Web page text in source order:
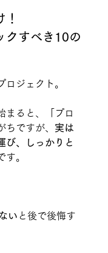
クすべき10の
ロジェクト。
まると、「プロ
ちですが、 実は
び、しっかりと
す。
い と後で後悔す